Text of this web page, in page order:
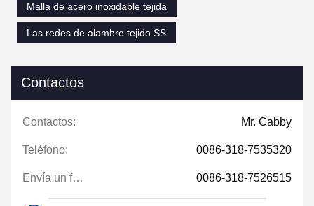
Malla de acero inoxidable tejida
Las redes de alambre tejido SS
Contactos
Contactos: Mr. Cabby
Teléfono: 0086-318-7535320
Envía un fax.: 0086-318-7526515